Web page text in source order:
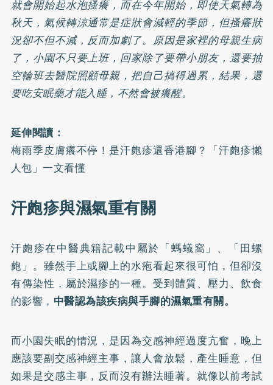
就會開始起水泡搔癢，而在今年開始，即使天氣轉為
秋天，氣候轉涼通常是症狀會減輕的季節，但搔癢狀
況卻不但不減，反而加劇了。原因是家裡的母親生病
了，小園不只要上班，回家除了要帶小朋友，還要抽
空輪班去醫院照顧母親，把自己搞得過累，結果，還
要吃安眠藥才能入睡，不然會被癢醒。
延伸閱讀：
梅雨季皮膚癢不停！是汗皰疹還香港腳？「汗皰疹懶
人包」一文看懂
汗皰疹與濕氣重有關
汗皰疹在中醫典籍記載中屬於「螞蟻窩」、「田螺
皰」。雖然手上或腳上的水疱看起來很可怕，但卻沒
有傳染性，屬於濕疹的一種。受到體質、壓力、飲食
的影響， 中醫認為該疾病與手腳的濕氣重有關。
而小園失眠的情況，是因為交感神經過度亢奮，晚上
應該要副交感神經主事，讓人會放鬆，產生睡意，但
如果是交感主事，反而沒有辦法睡著。就像以前考試